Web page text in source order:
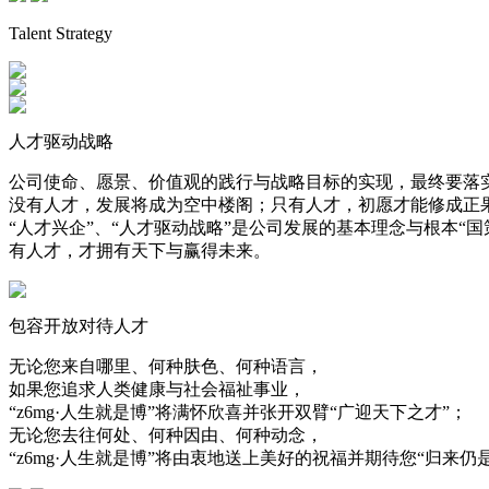
Talent Strategy
人才驱动战略
公司使命、愿景、价值观的践行与战略目标的实现，最终要落
没有人才，发展将成为空中楼阁；只有人才，初愿才能修成正
“人才兴企”、“人才驱动战略”是公司发展的基本理念与根本“国
有人才，才拥有天下与赢得未来。
包容开放对待人才
无论您来自哪里、何种肤色、何种语言，
如果您追求人类健康与社会福祉事业，
“z6mg·人生就是博”将满怀欣喜并张开双臂“广迎天下之才”；
无论您去往何处、何种因由、何种动念，
“z6mg·人生就是博”将由衷地送上美好的祝福并期待您“归来仍